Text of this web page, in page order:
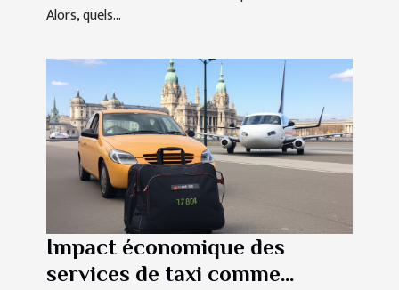
Alors, quels...
Impact économique des
services de taxi comme